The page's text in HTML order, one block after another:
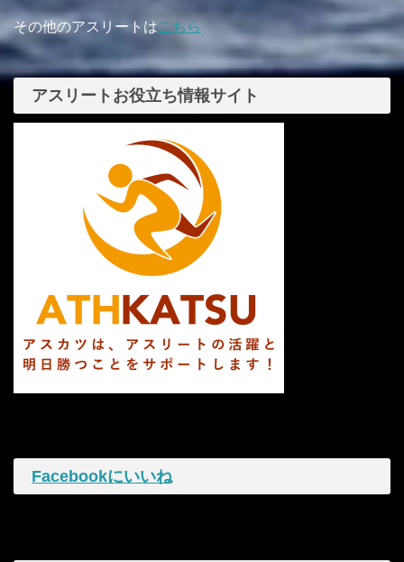
その他のアスリートはこちら
アスリートお役立ち情報サイト
Facebookにいいね